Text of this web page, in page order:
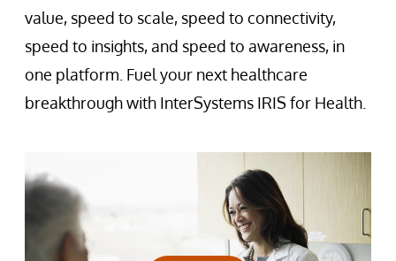
value, speed to scale, speed to connectivity,
speed to insights, and speed to awareness, in
one platform. Fuel your next healthcare
breakthrough with InterSystems IRIS for Health.